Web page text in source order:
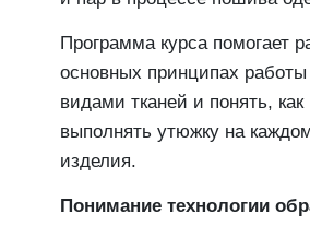
Программа курса помогает
основных принципах
видами тканей и понять,
выполнять утюжку на
изделия.
Понимание технологии